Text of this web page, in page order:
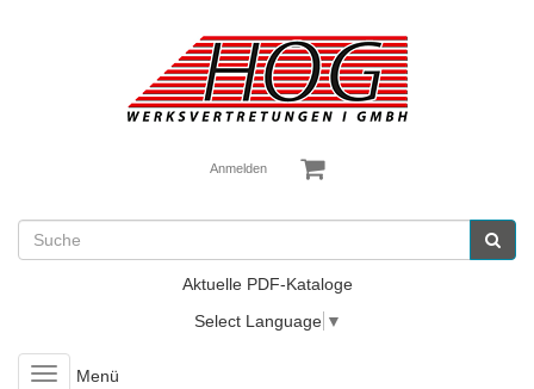
Anmelden
Aktuelle PDF-Kataloge
Select Language ▼
ToggleMenü